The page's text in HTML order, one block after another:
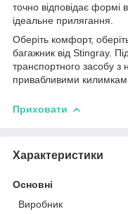
точно відповідає формі
ідеальне прилягання.
Оберіть комфорт,
багажник від Stingray.
транспортного засобу
привабливими
Приховати
Характеристики
Основні
Виробник